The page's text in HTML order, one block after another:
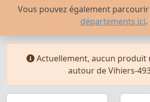
Vous pouvez également
départements ici.
Actuellement, aucun produit
autour de Vihiers-